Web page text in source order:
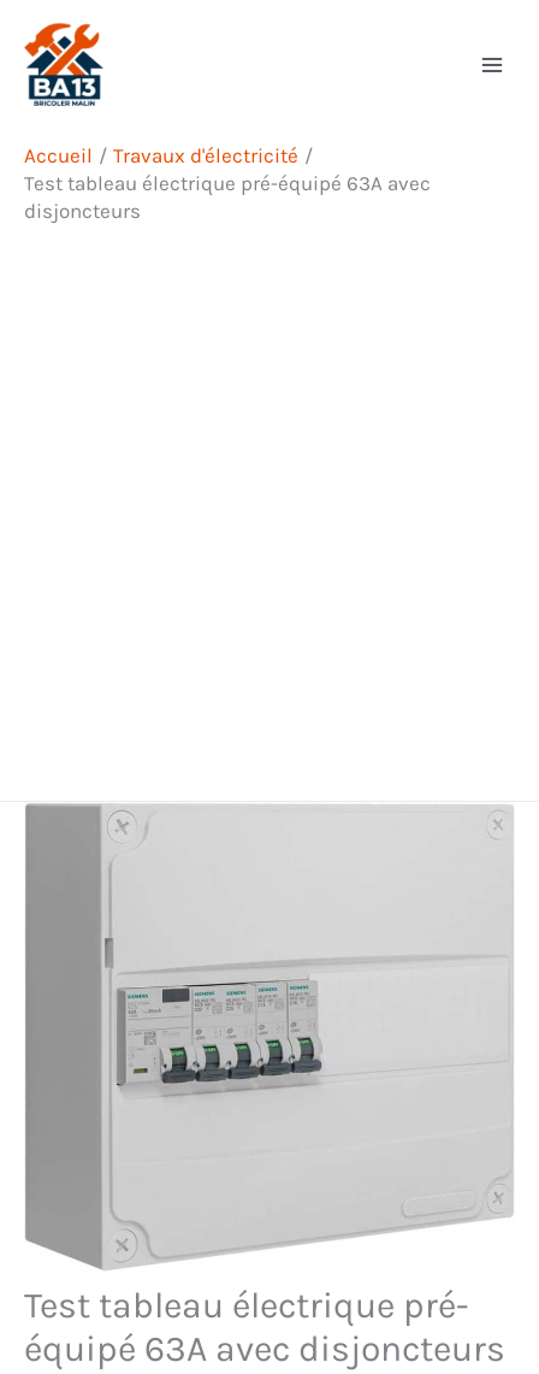
contenu
Accueil
Travaux d'électricité
Test tableau électrique pré-équipé 63A avec
disjoncteurs
Test tableau électrique pré-
équipé 63A avec disjoncteurs
Rechercher